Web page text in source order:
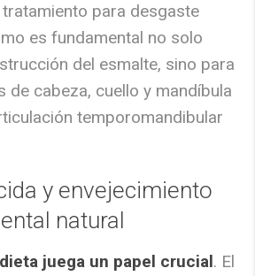
tratamiento para desgaste
es fundamental no solo
del esmalte, sino para
de cabeza, cuello y mandíbula
temporomandibular
y envejecimiento
natural
dieta juega un papel crucial. El